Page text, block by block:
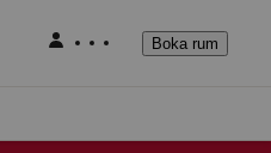
Boka rum